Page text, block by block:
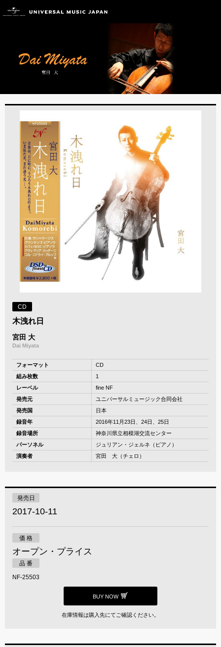
CD
木洩れ日
宮田 大
Dai Miyata
フォーマット
CD
組み枚数
1
レーベル
fine NF
発売元
ユニバーサルミュージック合同会社
発売国
日本
録音年
2016年11月23日、24日、25日
録音場所
神奈川県立相模湖交流センター
パーソネル
ジュリアン・ジェルネ（ピアノ）
演奏者
宮田 大（チェロ）
発売日
2017-10-11
価 格
オープン・プライス
品 番
NF-25503
BUY NOW
在庫情報は購入先にてご確認ください。